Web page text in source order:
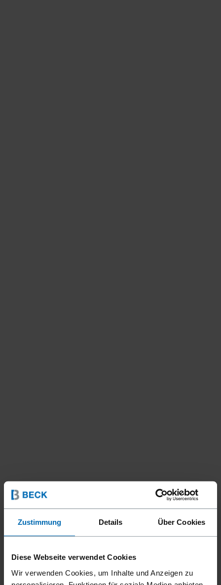
Zustimmung Details Über Cookies
Diese Webseite verwendet Cookies
Wir verwenden Cookies, um Inhalte und Anzeigen zu